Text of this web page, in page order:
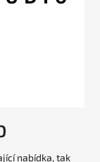
nabídka, tak